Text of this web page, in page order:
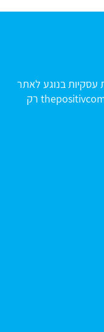
עסקיות בנוגע לאתר
רק